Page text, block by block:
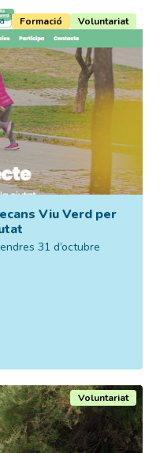
Viu Verd per
31 d’octubre
Formació Voluntariat
Voluntariat